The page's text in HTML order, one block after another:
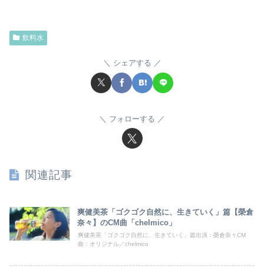
飲料水
シェアする
フォローする
関連記事
爽健美茶「ゴクゴク自然に、生きていく」篇【榮倉
奈々】のCM曲「chelmico」
爽健美茶「ゴクゴク自然に、生きていく」篇出演：榮倉奈々CM
曲：オリジナル／chelmico